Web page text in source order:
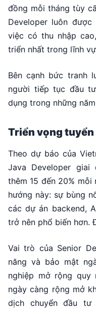
đồng mỗi tháng tùy
Developer luôn
việc có thu nhập
triển nhất trong lĩnh
Bên cạnh bức tranh
người tiếp tục đầu
dụng trong những
Triển vọng
Theo dự báo của
Java Developer
thêm 15 đến 20%
hướng này: sự bùng
các dự án backend,
trở nên phổ biến hơn.
Vai trò của Senior
năng và bảo mật
nghiệp mở rộng quy
ngày càng rộng mở
dịch chuyển đầu